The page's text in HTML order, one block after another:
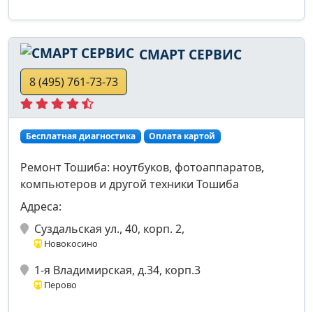
СМАРТ СЕРВИС
8 (495) 761-73-73
Бесплатная диагностика Оплата картой
Ремонт Тошиба: ноутбуков, фотоаппаратов,
компьютеров и другой техники Тошиба
Адреса:
Суздальская ул., 40, корп. 2,
Новокосино
1-я Владимирская, д.34, корп.3
Перово